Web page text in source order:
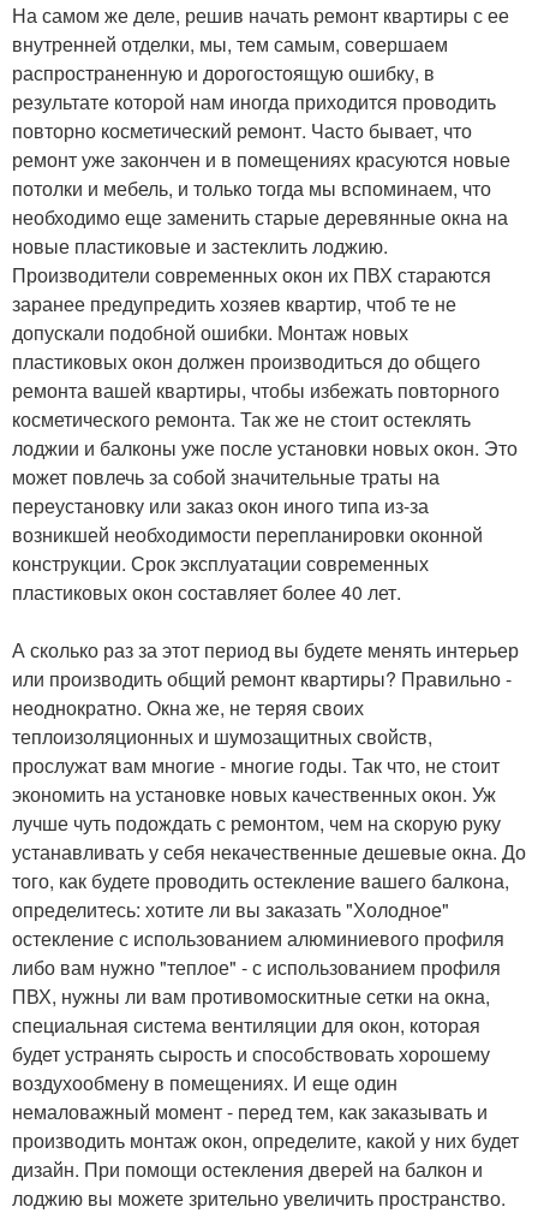
На самом же деле, решив начать ремонт квартиры с ее
внутренней отделки, мы, тем самым, совершаем
распространенную и дорогостоящую ошибку, в
результате которой нам иногда приходится проводить
повторно косметический ремонт. Часто бывает, что
ремонт уже закончен и в помещениях красуются новые
потолки и мебель, и только тогда мы вспоминаем, что
необходимо еще заменить старые деревянные окна на
новые пластиковые и застеклить лоджию.
Производители современных окон их ПВХ стараются
заранее предупредить хозяев квартир, чтоб те не
допускали подобной ошибки. Монтаж новых
пластиковых окон должен производиться до общего
ремонта вашей квартиры, чтобы избежать повторного
косметического ремонта. Так же не стоит остеклять
лоджии и балконы уже после установки новых окон. Это
может повлечь за собой значительные траты на
переустановку или заказ окон иного типа из-за
возникшей необходимости перепланировки оконной
конструкции. Срок эксплуатации современных
пластиковых окон составляет более 40 лет.
А сколько раз за этот период вы будете менять интерьер
или производить общий ремонт квартиры? Правильно -
неоднократно. Окна же, не теряя своих
теплоизоляционных и шумозащитных свойств,
прослужат вам многие - многие годы. Так что, не стоит
экономить на установке новых качественных окон. Уж
лучше чуть подождать с ремонтом, чем на скорую руку
устанавливать у себя некачественные дешевые окна. До
того, как будете проводить остекление вашего балкона,
определитесь: хотите ли вы заказать "Холодное"
остекление с использованием алюминиевого профиля
либо вам нужно "теплое" - с использованием профиля
ПВХ, нужны ли вам противомоскитные сетки на окна,
специальная система вентиляции для окон, которая
будет устранять сырость и способствовать хорошему
воздухообмену в помещениях. И еще один
немаловажный момент - перед тем, как заказывать и
производить монтаж окон, определите, какой у них будет
дизайн. При помощи остекления дверей на балкон и
лоджию вы можете зрительно увеличить пространство.